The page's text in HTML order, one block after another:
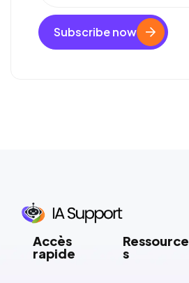
Subscribe now
Accès
rapide
Ressource
s